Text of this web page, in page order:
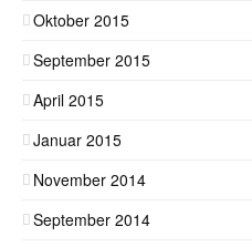
Oktober 2015
September 2015
April 2015
Januar 2015
November 2014
September 2014